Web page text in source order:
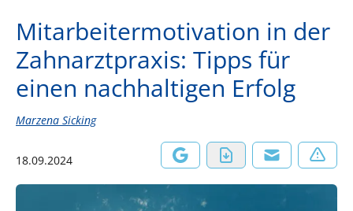
Mitarbeitermotivation in der
Zahnarztpraxis: Tipps für
einen nachhaltigen Erfolg
Marzena Sicking
18.09.2024